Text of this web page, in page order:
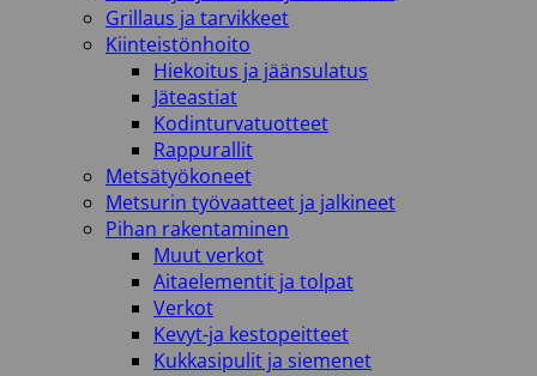
Grillaus ja tarvikkeet
Kiinteistönhoito
Hiekoitus ja jäänsulatus
Jäteastiat
Kodinturvatuotteet
Rappurallit
Metsätyökoneet
Metsurin työvaatteet ja jalkineet
Pihan rakentaminen
Muut verkot
Aitaelementit ja tolpat
Verkot
Kevyt-ja kestopeitteet
Kukkasipulit ja siemenet